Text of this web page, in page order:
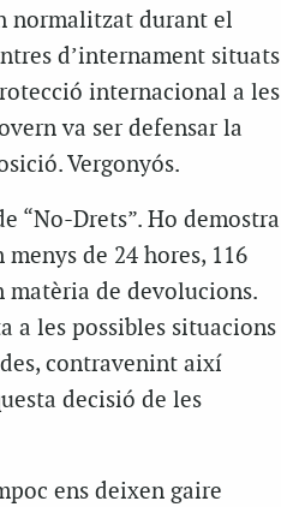
normalitzat durant el
d’internament situats
internacional a les
va ser defensar la
Vergonyós.
“No-Drets”. Ho demostra
de 24 hores, 116
matèria de devolucions.
a les possibles situacions
contravenint així
decisió de les
ens deixen gaire